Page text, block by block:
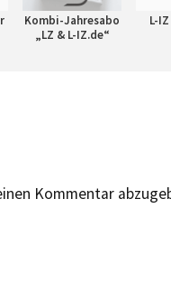
Kombi-Jahresabo
„LZ & L-IZ.de“
L-
Kommentar